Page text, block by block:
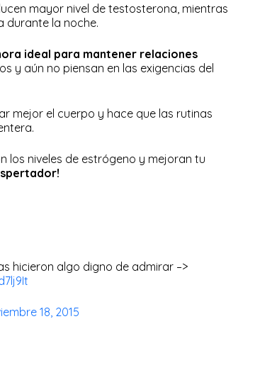
mayor nivel de testosterona, mientras
durante la noche.
ideal para mantener relaciones
y aún no piensan en las exigencias del
mejor el cuerpo y hace que las rutinas
los niveles de estrógeno y mejoran tu
hicieron algo digno de admirar –>
18, 2015